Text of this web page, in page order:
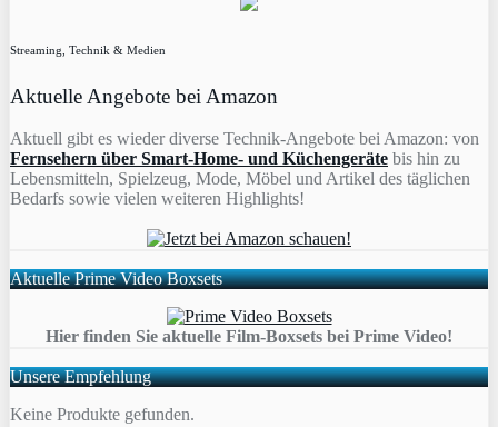
Streaming, Technik & Medien
Aktuelle Angebote bei Amazon
Aktuell gibt es wieder diverse Technik-Angebote bei Amazon: von
Fernsehern über Smart-Home- und Küchengeräte bis hin zu
Lebensmitteln, Spielzeug, Mode, Möbel und Artikel des täglichen
Bedarfs sowie vielen weiteren Highlights!
Aktuelle Prime Video Boxsets
Hier finden Sie aktuelle Film-Boxsets bei Prime Video!
Unsere Empfehlung
Keine Produkte gefunden.